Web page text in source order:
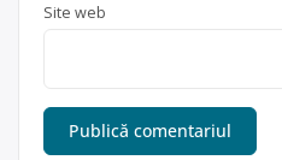
Site web